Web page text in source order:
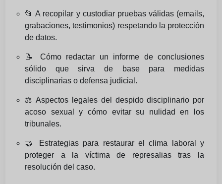
📂 A recopilar y custodiar pruebas válidas (emails,
grabaciones, testimonios) respetando la protección
de datos.
📝 Cómo redactar un informe de conclusiones
sólido que sirva de base para medidas
disciplinarias o defensa judicial.
⚖️ Aspectos legales del despido disciplinario por
acoso sexual y cómo evitar su nulidad en los
tribunales.
🤝 Estrategias para restaurar el clima laboral y
proteger a la víctima de represalias tras la
resolución del caso.